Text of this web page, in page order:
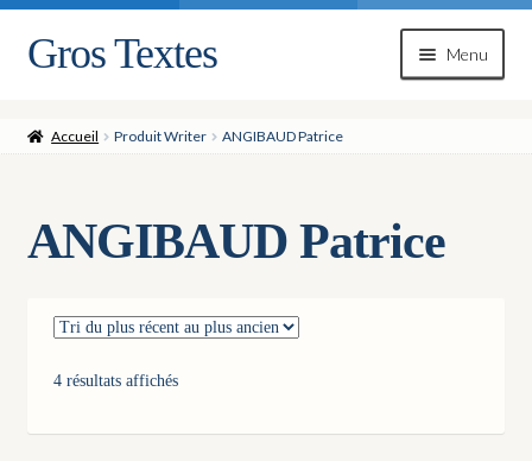
Aller
à
navigation
Aller
au
Gros Textes Menu
Accueil Produit Writer ANGIBAUD Patrice
ANGIBAUD Patrice
4 résultats affichésTrié
plus